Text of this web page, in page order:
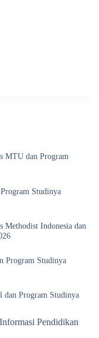
MTU dan Program
Studinya
Methodist Indonesia dan
Program Studinya
dan Program Studinya
Pendidikan